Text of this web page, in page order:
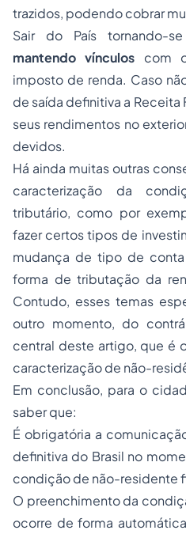
trazidos, podendo cobrar
Sair do País tornando-
mantendo vínculos com
imposto de renda. Caso
de saída definitiva a
seus rendimentos no
devidos.
Há ainda muitas outras
caracterização da
tributário, como por
fazer certos tipos de
mudança de tipo de
forma de tributação da
Contudo, esses temas
outro momento, do
central deste artigo, que é
caracterização de não-
Em conclusão, para o
saber que:
É obrigatória a
definitiva do Brasil no
condição de não-residente
O preenchimento da
ocorre de forma